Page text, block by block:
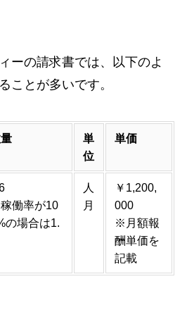
ーの請求書では、以下のよ
ことが多いです。
単
位
単価
働率が10
の場合は1.
人
月
￥1,200,
000
※月額報
酬単価を
記載